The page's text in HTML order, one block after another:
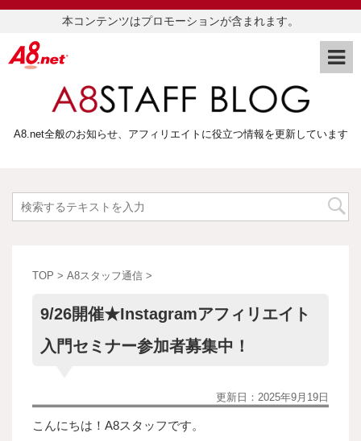
本コンテンツはプロモーションが含まれます。
A8.net全般のお知らせ、アフィリエイトに役立つ情報を更新しています
TOP > A8スタッフ通信 >
9/26開催★Instagramアフィリエイト
入門セミナー参加者募集中！
更新日： 2025年9月19日
こんにちは！A8スタッフです。